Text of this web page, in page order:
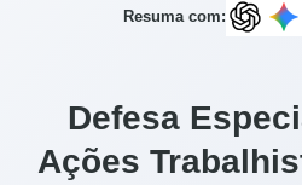
Resuma com:
Defesa
Ações